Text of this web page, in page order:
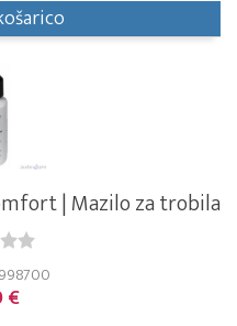
| Mazilo za trobila
€